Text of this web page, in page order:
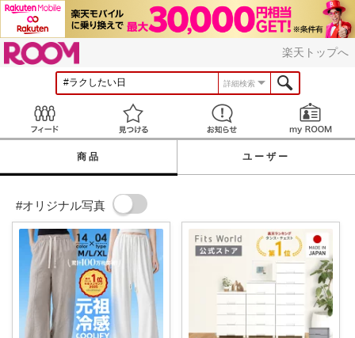
楽天トップへ
詳細検索
見つける お知らせ
商品 ユーザー
#オリジナル写真